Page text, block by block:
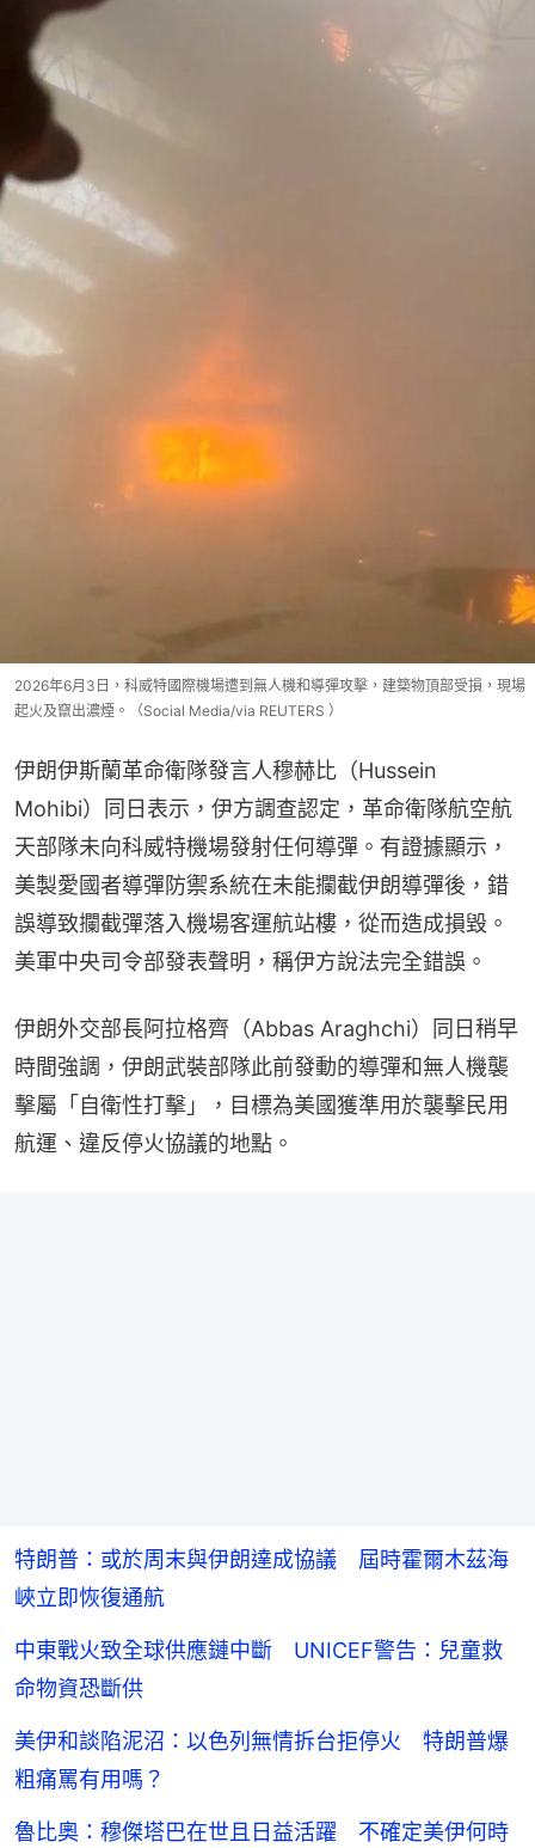
2026年6月3日，科威特國際機場遭到無人機和導彈攻擊，建築物頂部受損，現場
起火及竄出濃煙。（Social Media/via REUTERS ）
伊朗伊斯蘭革命衛隊發言人穆赫比（Hussein
Mohibi）同日表示，伊方調查認定，革命衛隊航空航
天部隊未向科威特機場發射任何導彈。有證據顯示，
美製愛國者導彈防禦系統在未能攔截伊朗導彈後，錯
誤導致攔截彈落入機場客運航站樓，從而造成損毀。
美軍中央司令部發表聲明，稱伊方說法完全錯誤。
伊朗外交部長阿拉格齊（Abbas Araghchi）同日稍早
時間強調，伊朗武裝部隊此前發動的導彈和無人機襲
擊屬「自衛性打擊」，目標為美國獲準用於襲擊民用
航運、違反停火協議的地點。
特朗普：或於周末與伊朗達成協議 屆時霍爾木茲海
峽立即恢復通航
中東戰火致全球供應鏈中斷 UNICEF警告：兒童救
命物資恐斷供
美伊和談陷泥沼：以色列無情拆台拒停火 特朗普爆
粗痛罵有用嗎？
魯比奧：穆傑塔巴在世且日益活躍 不確定美伊何時